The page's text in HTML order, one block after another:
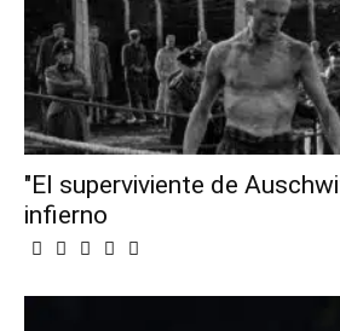
"El superviviente de
infierno